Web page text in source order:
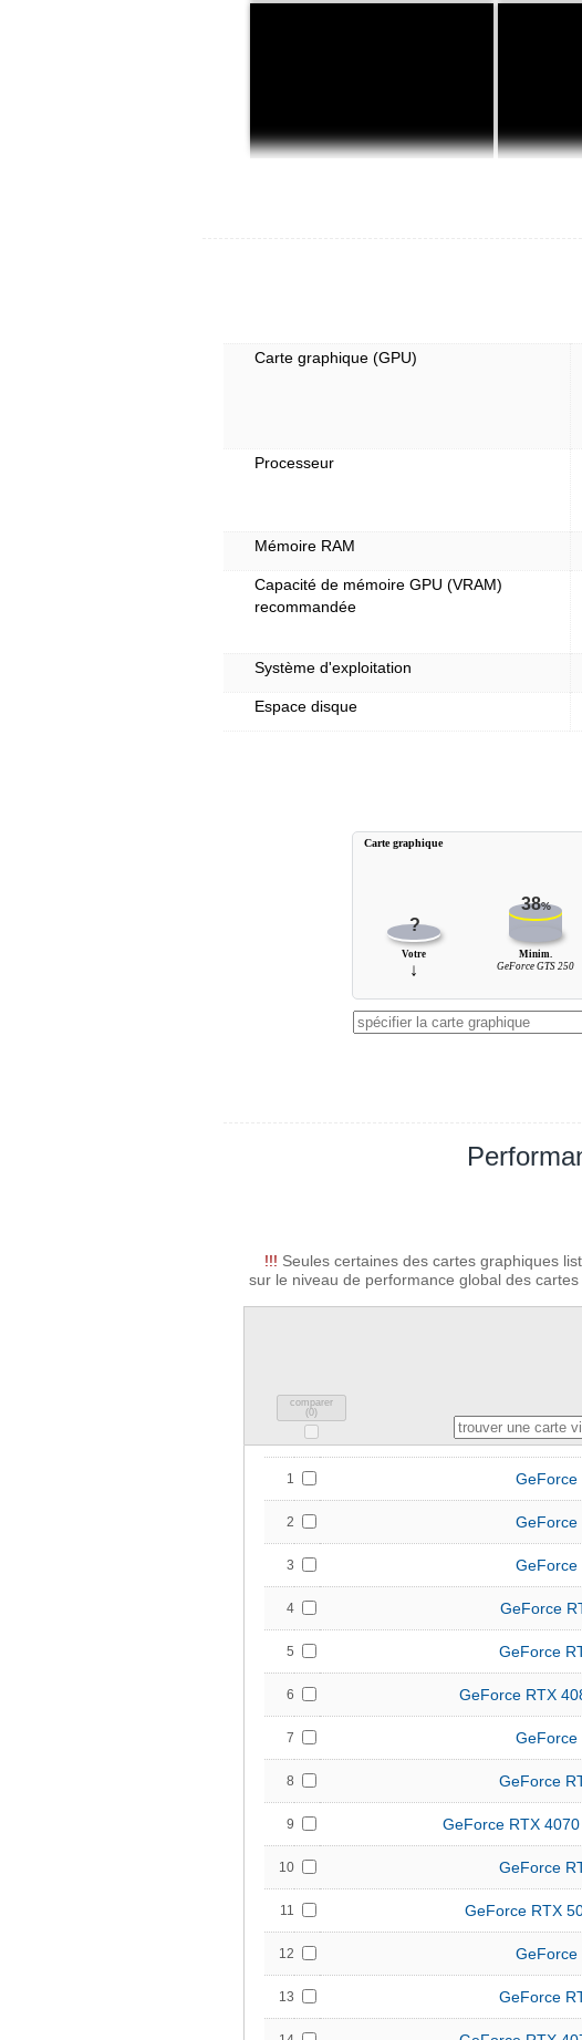
Carte graphique (GPU)
Processeur
Mémoire RAM
Capacité de mémoire GPU (VRAM)
recommandée
Système d'exploitation
Espace disque
?
38%
Votre
↓
Minim.
GeForce GTS 250
Carte graphique
!!! Seules certaines des cartes graphiques
sur le niveau de performance global des
comparer
(0)
1 GeForce
2 GeForce
3 GeForce
4 GeForce
5 GeForce
6 GeForce RTX
7 GeForce
8 GeForce
9 GeForce RTX
10 GeForce
11 GeForce RTX
12 GeForce
13 GeForce